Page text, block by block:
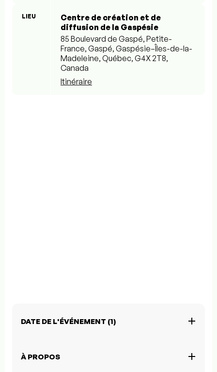
LIEU
Centre de création et de
diffusion de la Gaspésie
85 Boulevard de Gaspé, Petite-
France, Gaspé, Gaspésie–Îles-de-la-
Madeleine, Québec, G4X 2T8,
Canada
Itinéraire
DATE DE L'ÉVÉNEMENT (1)
À PROPOS